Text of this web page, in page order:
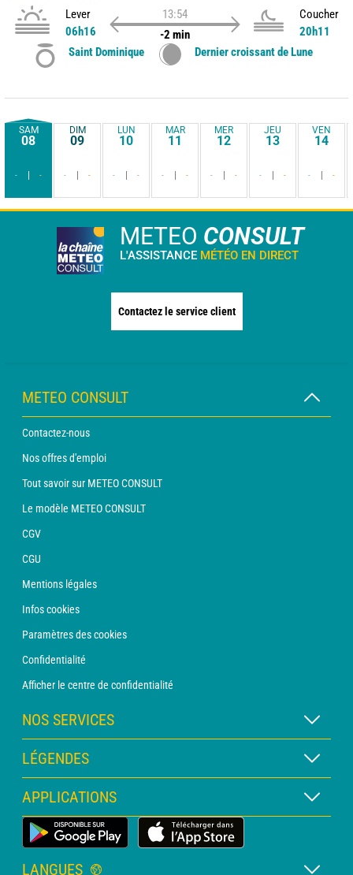
Lever
06h16
13:54
-2 min
Coucher
20h11
Saint Dominique
Dernier croissant de Lune
SAM
08
- -
DIM
09
- -
LUN
10
- -
MAR
11
- -
MER
12
- -
JEU
13
- -
VEN
14
- -
METEO CONSULT
L'ASSISTANCE MÉTÉO EN DIRECT
Contactez le service client
METEO CONSULT
Contactez-nous
Nos offres d'emploi
Tout savoir sur METEO CONSULT
Le modèle METEO CONSULT
CGV
CGU
Mentions légales
Infos cookies
Paramètres des cookies
Confidentialité
Afficher le centre de confidentialité
NOS SERVICES
Abonnement METEO Xpert
Abonnement METEO PRO
Consultation avec un prévisionniste
Bulletin PRO
LÉGENDES
Légende des cartes
Légende des pictogrammes
Glossaire
APPLICATIONS
Application Météo Terrestre
LANGUES